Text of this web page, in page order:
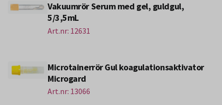
Vakuumrör Serum med gel, guldgul,
5/3,5mL
Art.nr: 12631
Microtainerrör Gul koagulationsaktivator
Microgard
Art.nr: 13066